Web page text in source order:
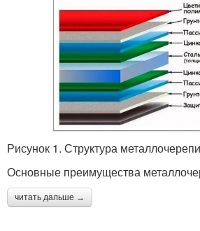
Рисунок 1. Структура
Основные преимущества
читать дальше →